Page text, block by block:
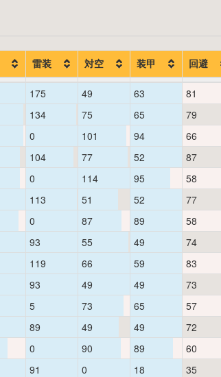
雷装 対空 装甲 回避
175 49 63 81
134 75 65 79
0 101 94 66
104 77 52 87
0 114 95 58
113 51 52 77
0 87 89 58
93 55 49 74
119 66 59 83
93 49 49 73
5 73 65 57
89 49 49 72
0 90 89 60
91 0 18 35